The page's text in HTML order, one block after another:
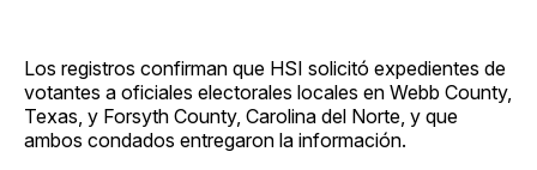
Los registros confirman que HSI solicitó expedientes de
votantes a oficiales electorales locales en Webb County,
Texas, y Forsyth County, Carolina del Norte, y que
ambos condados entregaron la información.